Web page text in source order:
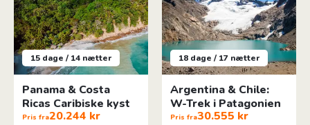
15 dage / 14 nætter
Panama & Costa
Ricas Caribiske kyst
Pris fra20.244 kr
18 dage / 17 nætter
Argentina & Chile:
W-Trek i Patagonien
Pris fra30.555 kr